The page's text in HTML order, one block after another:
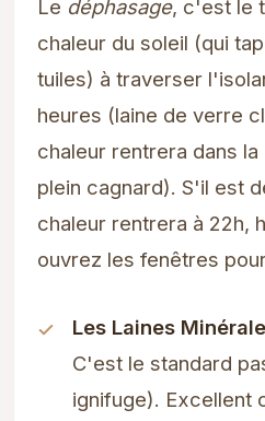
Le déphasage, c'est le
chaleur du soleil (qui
tuiles) à traverser
heures (laine de verre
chaleur rentrera dans la
plein cagnard). S'il est
chaleur rentrera à 22h,
ouvrez les fenêtres
Les Laines
C'est le standard
ignifuge). Excellent